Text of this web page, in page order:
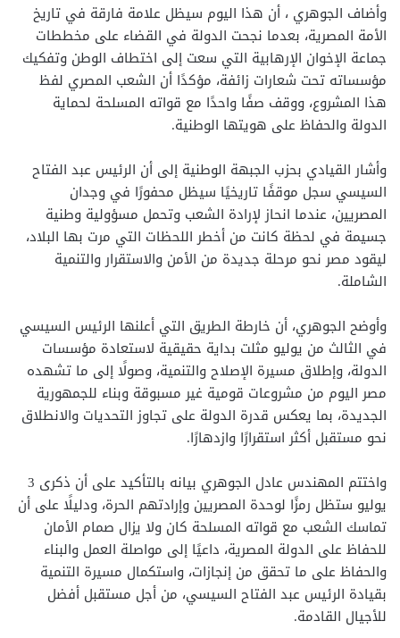
وأضاف الجوهري ، أن هذا اليوم سيظل علامة فارقة في تاريخ
الأمة المصرية، بعدما نجحت الدولة في القضاء على مخططات
جماعة الإخوان الإرهابية التي سعت إلى اختطاف الوطن وتفكيك
مؤسساته تحت شعارات زائفة، مؤكدًا أن الشعب المصري لفظ
هذا المشروع، ووقف صفًا واحدًا مع قواته المسلحة لحماية
الدولة والحفاظ على هويتها الوطنية.
وأشار القيادي بحزب الجبهة الوطنية إلى أن الرئيس عبد الفتاح
السيسي سجل موقفًا تاريخيًا سيظل محفورًا في وجدان
المصريين، عندما انحاز لإرادة الشعب وتحمل مسؤولية وطنية
جسيمة في لحظة كانت من أخطر اللحظات التي مرت بها البلاد،
ليقود مصر نحو مرحلة جديدة من الأمن والاستقرار والتنمية
الشاملة.
وأوضح الجوهري، أن خارطة الطريق التي أعلنها الرئيس السيسي
في الثالث من يوليو مثلت بداية حقيقية لاستعادة مؤسسات
الدولة، وإطلاق مسيرة الإصلاح والتنمية، وصولًا إلى ما تشهده
مصر اليوم من مشروعات قومية غير مسبوقة وبناء للجمهورية
الجديدة، بما يعكس قدرة الدولة على تجاوز التحديات والانطلاق
نحو مستقبل أكثر استقرارًا وازدهارًا.
واختتم المهندس عادل الجوهري بيانه بالتأكيد على أن ذكرى 3
يوليو ستظل رمزًا لوحدة المصريين وإرادتهم الحرة، ودليلًا على أن
تماسك الشعب مع قواته المسلحة كان ولا يزال صمام الأمان
للحفاظ على الدولة المصرية، داعيًا إلى مواصلة العمل والبناء
والحفاظ على ما تحقق من إنجازات، واستكمال مسيرة التنمية
بقيادة الرئيس عبد الفتاح السيسي، من أجل مستقبل أفضل
للأجيال القادمة.